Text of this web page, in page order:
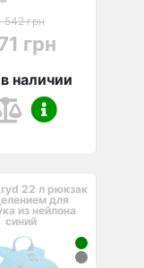
542 грн
грн
наличии
22 л рюкзак
для
из нейлона
синий